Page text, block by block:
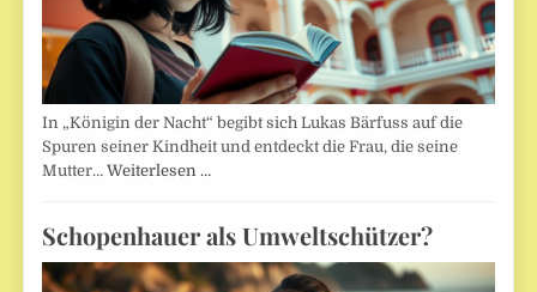
In „Königin der Nacht“ begibt sich Lukas Bärfuss auf die
Spuren seiner Kindheit und entdeckt die Frau, die seine
Mutter…Weiterlesen …
Schopenhauer als Umweltschützer?